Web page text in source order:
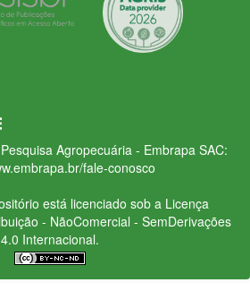
Agropecuária - Embrapa SAC:
fale-conosco
está licenciado sob a Licença
- NãoComercial - SemDerivações
4.0 Internacional.